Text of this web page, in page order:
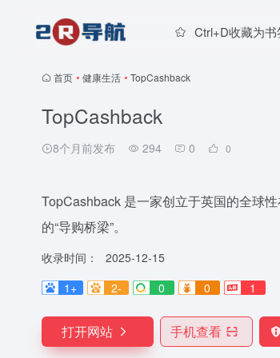
Ctrl+D收藏为书
首页 • 健康生活 • TopCashback
TopCashback
8个月前发布 294 0 0
TopCashback 是一家创立于英国的全球
的“导购桥梁”。
收录时间：
2025-12-15
1+
2- 0 0 1
打开网站 手机查看